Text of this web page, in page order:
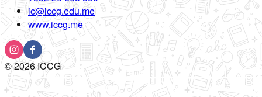
ic@iccg.edu.me
www.iccg.me
©2026ICCG